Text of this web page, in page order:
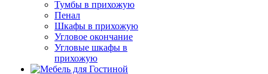
Тумбы в прихожую
Пенал
Шкафы в прихожую
Угловое окончание
Угловые шкафы в
прихожую